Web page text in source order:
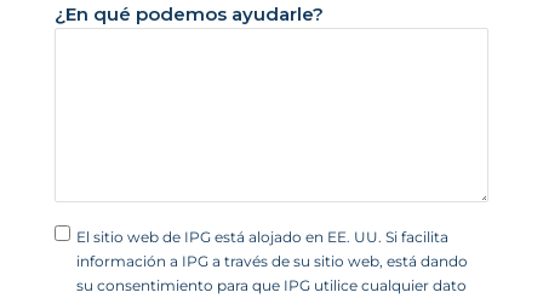
o
¿En qué podemos ayudarle?
El sitio web de IPG está alojado en EE. UU. Si facilita
información a IPG a través de su sitio web, está dando
su consentimiento para que IPG utilice cualquier dato